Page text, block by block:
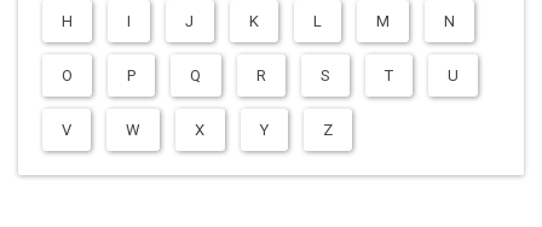
H I J K L M N
O P Q R S T U
V W X Y Z